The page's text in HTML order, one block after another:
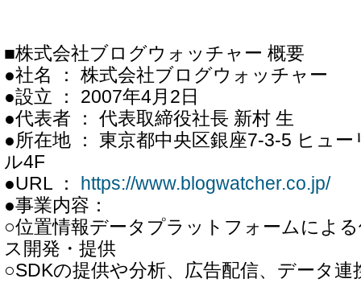
■株式会社ブログウォッチャー 概要
●社名 ： 株式会社ブログウォッチャー
●設立 ： 2007年4月2日
●代表者 ： 代表取締役社長 新村 生
●所在地 ： 東京都中央区銀座7-3-5 ヒュ
ル4F
●URL ：
https://www.blogwatcher.co.jp/
●事業内容：
○位置情報データプラットフォームによ
ス開発・提供
○SDKの提供や分析、広告配信、データ連